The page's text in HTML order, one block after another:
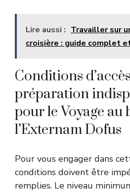
Lire aussi : Travailler sur
croisière : guide complet
Conditions
préparation
pour le Voyage au
l’Externam Dofus
Pour vous engager dans
conditions doivent être
remplies. Le niveau